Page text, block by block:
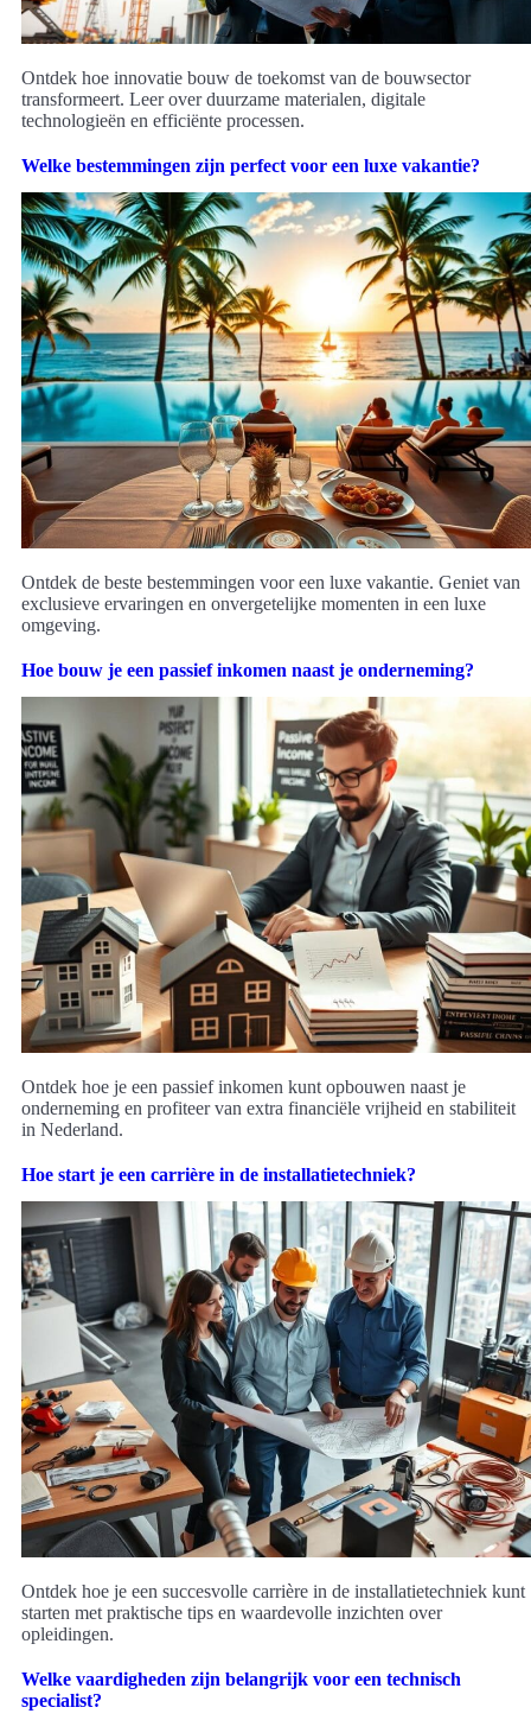
Ontdek hoe innovatie bouw de toekomst van de bouwsector
transformeert. Leer over duurzame materialen, digitale
technologieën en efficiënte processen.
Welke bestemmingen zijn perfect voor een luxe vakantie?
Ontdek de beste bestemmingen voor een luxe vakantie. Geniet van
exclusieve ervaringen en onvergetelijke momenten in een luxe
omgeving.
Hoe bouw je een passief inkomen naast je onderneming?
Ontdek hoe je een passief inkomen kunt opbouwen naast je
onderneming en profiteer van extra financiële vrijheid en stabiliteit
in Nederland.
Hoe start je een carrière in de installatietechniek?
Ontdek hoe je een succesvolle carrière in de installatietechniek kunt
starten met praktische tips en waardevolle inzichten over
opleidingen.
Welke vaardigheden zijn belangrijk voor een technisch
specialist?